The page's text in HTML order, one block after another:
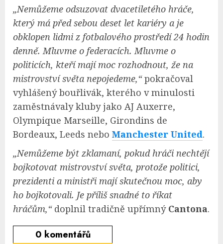
„Nemůžeme odsuzovat dvacetiletého hráče,
který má před sebou deset let kariéry a je
obklopen lidmi z fotbalového prostředí 24 hodin
denně. Mluvme o federacích. Mluvme o
politicích, kteří mají moc rozhodnout, že na
mistrovství světa nepojedeme,“pokračoval
vyhlášený bouřlivák, kterého v minulosti
zaměstnávaly kluby jako AJ Auxerre,
Olympique Marseille, Girondins de
Bordeaux, Leeds nebo Manchester United.
„Nemůžeme být zklamaní, pokud hráči nechtějí
bojkotovat mistrovství světa, protože politici,
prezidenti a ministři mají skutečnou moc, aby
ho bojkotovali. Je příliš snadné to říkat
hráčům,“doplnil tradičně upřímný Cantona.
0 komentářů